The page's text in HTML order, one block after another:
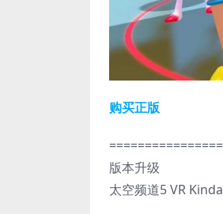
购买正版
版本升级
太空频道5 VR